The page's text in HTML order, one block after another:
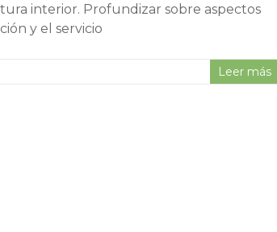
interior. Profundizar sobre aspectos
y el servicio
Leer más